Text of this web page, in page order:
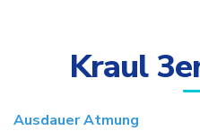
Kraul
Ausdauer Atmung